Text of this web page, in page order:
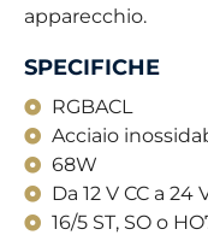
apparecchio.
SPECIFICHE
RGBACL
Acciaio
68W
Da 12 V CC a 24
16/5 ST, SO o